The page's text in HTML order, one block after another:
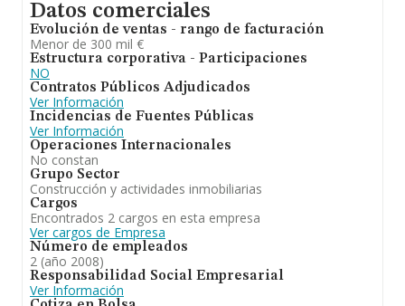
Datos comerciales
Evolución de ventas - rango de facturación
Menor de 300 mil €
Estructura corporativa - Participaciones
NO
Contratos Públicos Adjudicados
Ver Información
Incidencias de Fuentes Públicas
Ver Información
Operaciones Internacionales
No constan
Grupo Sector
Construcción y actividades inmobiliarias
Cargos
Encontrados 2 cargos en esta empresa
Ver cargos de Empresa
Número de empleados
2 (año 2008)
Responsabilidad Social Empresarial
Ver Información